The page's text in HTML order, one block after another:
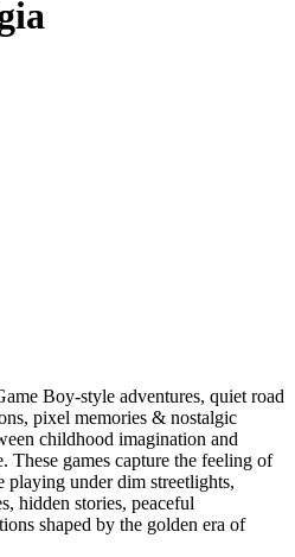
Boy-style adventures, quiet road
pixel memories & nostalgic
childhood imagination and
These games capture the feeling of
under dim streetlights,
hidden stories, peaceful
shaped by the golden era of